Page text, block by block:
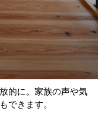
的に。家族の声や気
できます。